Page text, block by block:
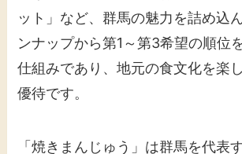
ット」など、群馬の魅力を詰め込
ンナップから第1～第3希望の順位
仕組みであり、地元の食文化を楽
優待です。
「焼きまんじゅう」は群馬を代表